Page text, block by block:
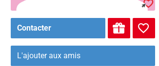
Contacter
L'ajouter aux amis